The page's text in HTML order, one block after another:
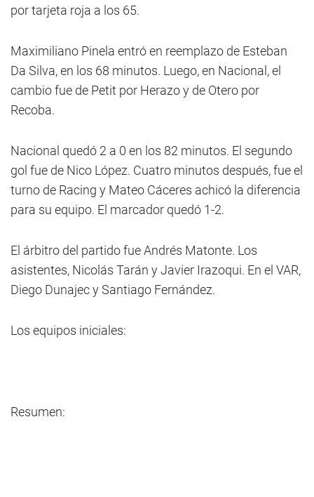
por tarjeta roja a los 65.
Maximiliano Pinela entró en reemplazo de Esteban
Da Silva, en los 68 minutos. Luego, en Nacional, el
cambio fue de Petit por Herazo y de Otero por
Recoba.
Nacional quedó 2 a 0 en los 82 minutos. El segundo
gol fue de Nico López. Cuatro minutos después, fue el
turno de Racing y Mateo Cáceres achicó la diferencia
para su equipo. El marcador quedó 1-2.
El árbitro del partido fue Andrés Matonte. Los
asistentes, Nicolás Tarán y Javier Irazoqui. En el VAR,
Diego Dunajec y Santiago Fernández.
Los equipos iniciales:
Resumen: